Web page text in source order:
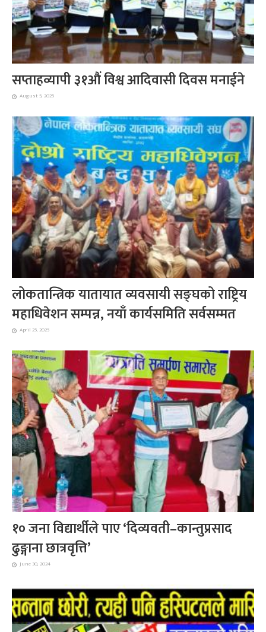
सप्ताहव्यापी ३१औं विश्व आदिवासी दिवस मनाईने
August 5, 2025
लोकतान्त्रिक यातायात व्यवसायी सङ्घको राष्ट्रिय
महाधिवेशन सम्पन्न, नयाँ कार्यसमिति सर्वसम्मत
April 25, 2025
१० जना विद्यार्थीले पाए ‘दिव्यवती–कान्तुप्रसाद
ढुङ्गाना छात्रवृत्ति’
June 30, 2024